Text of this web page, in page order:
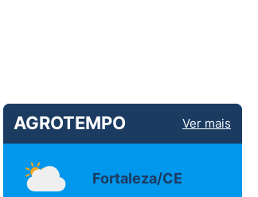
AGROTEMPO Ver mais
Fortaleza/CE